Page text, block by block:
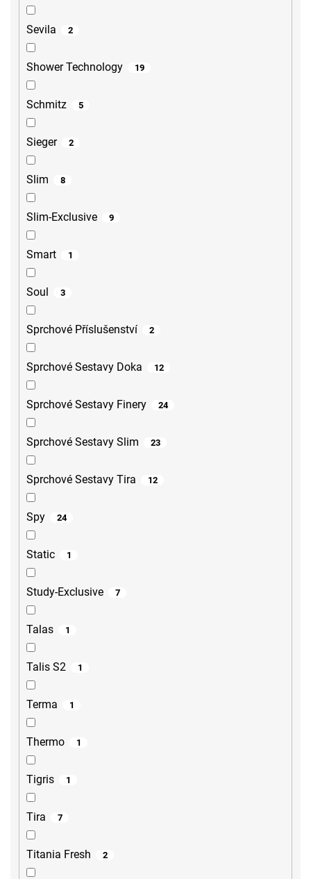
Sevila 2
Shower Technology 19
Schmitz 5
Sieger 2
Slim 8
Slim-Exclusive 9
Smart 1
Soul 3
Sprchové Příslušenství 2
Sprchové Sestavy Doka 12
Sprchové Sestavy Finery 24
Sprchové Sestavy Slim 23
Sprchové Sestavy Tira 12
Spy 24
Static 1
Study-Exclusive 7
Talas 1
Talis S2 1
Terma 1
Thermo 1
Tigris 1
Tira 7
Titania Fresh 2